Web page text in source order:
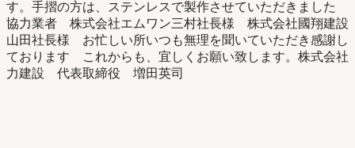
す。手摺の方は、ステンレスで製作させていただきました
協力業者 株式会社エムワン三村社長様 株式会社國翔建設
山田社長様 お忙しい所いつも無理を聞いていただき感謝し
ております これからも、宜しくお願い致します。株式会社
力建設 代表取締役 増田英司